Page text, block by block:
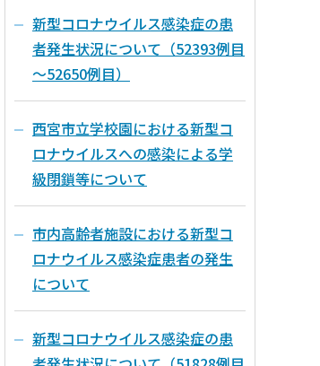
新型コロナウイルス感染症の患
者発生状況について（52393例目
～52650例目）
西宮市立学校園における新型コ
ロナウイルスへの感染による学
級閉鎖等について
市内高齢者施設における新型コ
ロナウイルス感染症患者の発生
について
新型コロナウイルス感染症の患